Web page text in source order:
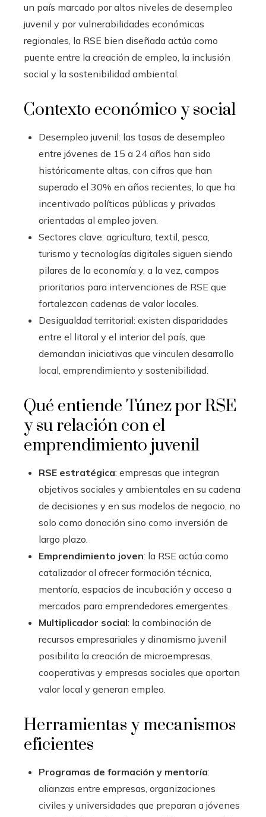
un país marcado por altos niveles de desempleo
juvenil y por vulnerabilidades económicas
regionales, la RSE bien diseñada actúa como
puente entre la creación de empleo, la inclusión
social y la sostenibilidad ambiental.
Contexto económico y social
Desempleo juvenil: las tasas de desempleo
entre jóvenes de 15 a 24 años han sido
históricamente altas, con cifras que han
superado el 30% en años recientes, lo que ha
incentivado políticas públicas y privadas
orientadas al empleo joven.
Sectores clave: agricultura, textil, pesca,
turismo y tecnologías digitales siguen siendo
pilares de la economía y, a la vez, campos
prioritarios para intervenciones de RSE que
fortalezcan cadenas de valor locales.
Desigualdad territorial: existen disparidades
entre el litoral y el interior del país, que
demandan iniciativas que vinculen desarrollo
local, emprendimiento y sostenibilidad.
Qué entiende Túnez por RSE
y su relación con el
emprendimiento juvenil
RSE estratégica: empresas que integran
objetivos sociales y ambientales en su cadena
de decisiones y en sus modelos de negocio, no
solo como donación sino como inversión de
largo plazo.
Emprendimiento joven: la RSE actúa como
catalizador al ofrecer formación técnica,
mentoría, espacios de incubación y acceso a
mercados para emprendedores emergentes.
Multiplicador social: la combinación de
recursos empresariales y dinamismo juvenil
posibilita la creación de microempresas,
cooperativas y empresas sociales que aportan
valor local y generan empleo.
Herramientas y mecanismos
eficientes
Programas de formación y mentoría:
alianzas entre empresas, organizaciones
civiles y universidades que preparan a jóvenes